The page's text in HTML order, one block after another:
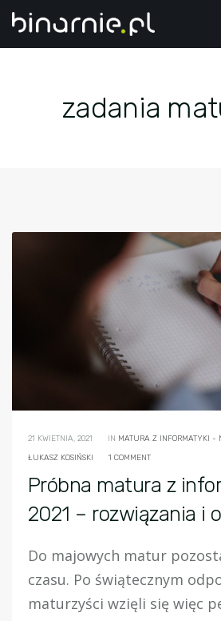
zadania
21 KWIETNIA, 2021 IN MATURA Z INFORMATYKI -
ŁUKASZ KOSIŃSKI
1 COMMENT
Próbna matura z
2021 – rozwiązania i
Do majowych matur
czasu. Po świątecznym
maturzyści wzięli się więc